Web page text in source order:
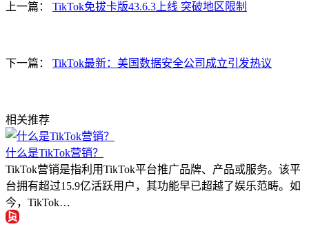
上一篇： TikTok免拔卡版43.6.3上线 突破地区限制
下一篇： TikTok最新：美国数据安全公司成立引发热议
相关推荐
什么是TikTok营销？
TikTok营销是指利用TikTok平台推广品牌、产品或服务。该平
台拥有超过15.9亿活跃用户，其功能早已超越了娱乐范畴。如
今，TikTok…